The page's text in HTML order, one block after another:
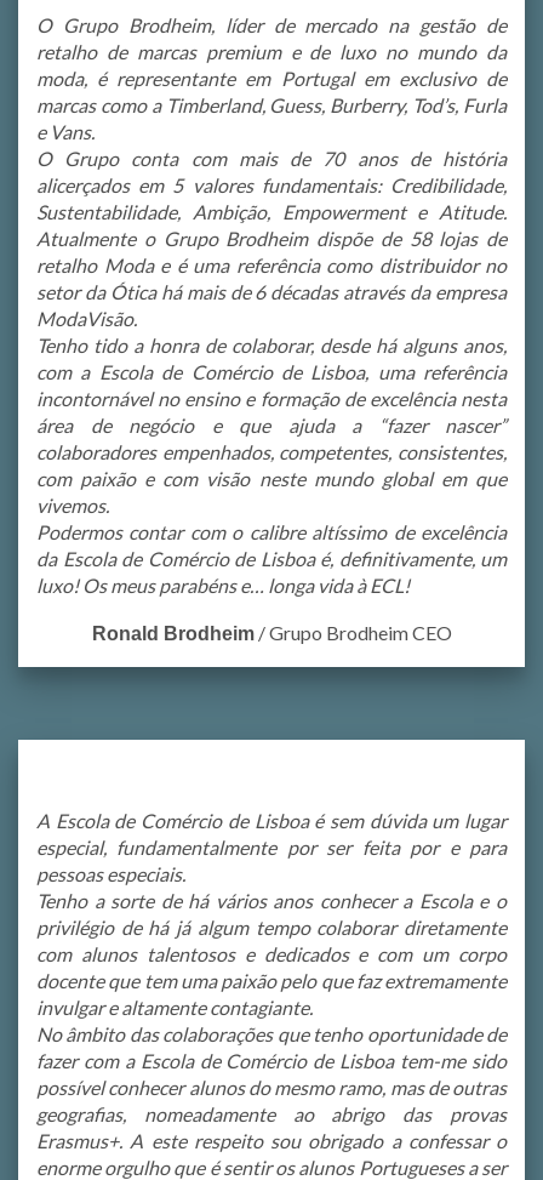
O Grupo Brodheim, líder de mercado na gestão de
retalho de marcas premium e de luxo no mundo da
moda, é representante em Portugal em exclusivo de
marcas como a Timberland, Guess, Burberry, Tod’s, Furla
e Vans.
O Grupo conta com mais de 70 anos de história
alicerçados em 5 valores fundamentais: Credibilidade,
Sustentabilidade, Ambição, Empowerment e Atitude.
Atualmente o Grupo Brodheim dispõe de 58 lojas de
retalho Moda e é uma referência como distribuidor no
setor da Ótica há mais de 6 décadas através da empresa
ModaVisão.
Tenho tido a honra de colaborar, desde há alguns anos,
com a Escola de Comércio de Lisboa, uma referência
incontornável no ensino e formação de excelência nesta
área de negócio e que ajuda a “fazer nascer”
colaboradores empenhados, competentes, consistentes,
com paixão e com visão neste mundo global em que
vivemos.
Podermos contar com o calibre altíssimo de excelência
da Escola de Comércio de Lisboa é, definitivamente, um
luxo! Os meus parabéns e… longa vida à ECL!
Ronald Brodheim /Grupo Brodheim CEO
A Escola de Comércio de Lisboa é sem dúvida um lugar
especial, fundamentalmente por ser feita por e para
pessoas especiais.
Tenho a sorte de há vários anos conhecer a Escola e o
privilégio de há já algum tempo colaborar diretamente
com alunos talentosos e dedicados e com um corpo
docente que tem uma paixão pelo que faz extremamente
invulgar e altamente contagiante.
No âmbito das colaborações que tenho oportunidade de
fazer com a Escola de Comércio de Lisboa tem-me sido
possível conhecer alunos do mesmo ramo, mas de outras
geografias, nomeadamente ao abrigo das provas
Erasmus+. A este respeito sou obrigado a confessar o
enorme orgulho que é sentir os alunos Portugueses a ser